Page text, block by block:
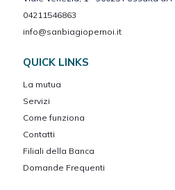
04211546863
info@sanbiagiopernoi.it
QUICK LINKS
La mutua
Servizi
Come funziona
Contatti
Filiali della Banca
Domande Frequenti